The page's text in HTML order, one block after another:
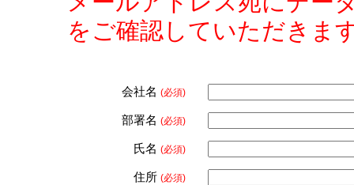
をご確認していただきま
会社名 (必須)
部署名 (必須)
氏名 (必須)
住所 (必須)